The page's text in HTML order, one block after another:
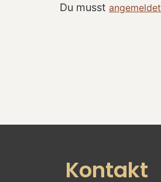
Du musst angemeldet
Kontakt